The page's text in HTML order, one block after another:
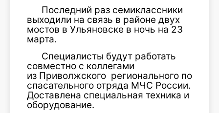
Последний раз семиклассники
выходили на связь в районе двух
мостов в Ульяновске в ночь на 23
марта.
Специалисты будут работать
совместно с коллегами
из Приволжского регионального
спасательного отряда МЧС России.
Доставлена специальная техника и
оборудование.